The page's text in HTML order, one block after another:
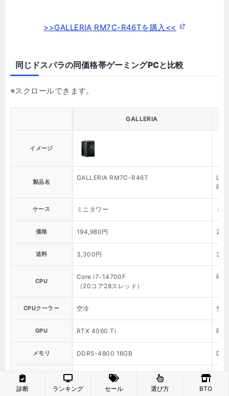
>>GALLERIA RM7C-R46Tを購入<<
同じドスパラの同価格帯ゲーミングPCと比較
GALLERIA
イメージ
製品名
GALLERIA RM7C-R46T
ケース ミニタワー ミ
価格 194,980円
送料 3,300円
CPU
Core i7-14700F
（20コア28スレッド）
CPUクーラー 空冷 空冷
GPU RTX 4060 Ti
メモリ DDR5-4800 16GB
500GB Gen4 NVMe
診断 ランキング セール 選び方 BTO